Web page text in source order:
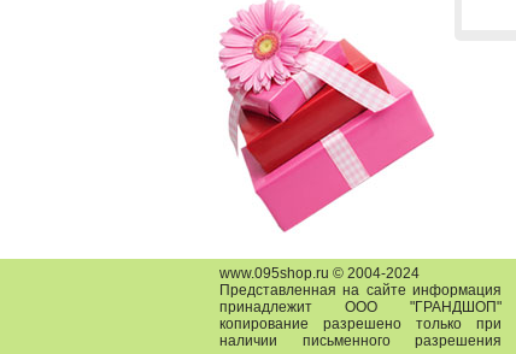
www.095shop.ru © 2004-2024
Представленная на сайте информация
принадлежит ООО "ГРАНДШОП"
копирование разрешено только при
наличии письменного разрешения